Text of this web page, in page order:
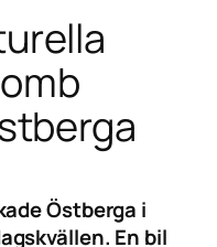
Östberga i
En bil